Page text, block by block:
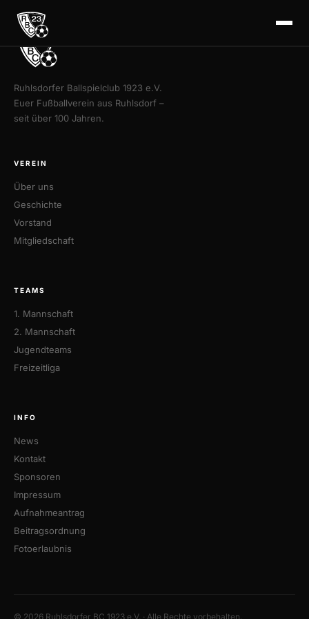
Ruhlsdorfer Ballspielclub 1923 e.V.
Euer Fußballverein aus Ruhlsdorf –
seit über 100 Jahren.
VEREIN
Über uns
Geschichte
Vorstand
Mitgliedschaft
TEAMS
1. Mannschaft
2. Mannschaft
Jugendteams
Freizeitliga
INFO
News
Kontakt
Sponsoren
Impressum
Aufnahmeantrag
Beitragsordnung
Fotoerlaubnis
© 2026 Ruhlsdorfer BC 1923 e.V. · Alle Rechte vorbehalten.